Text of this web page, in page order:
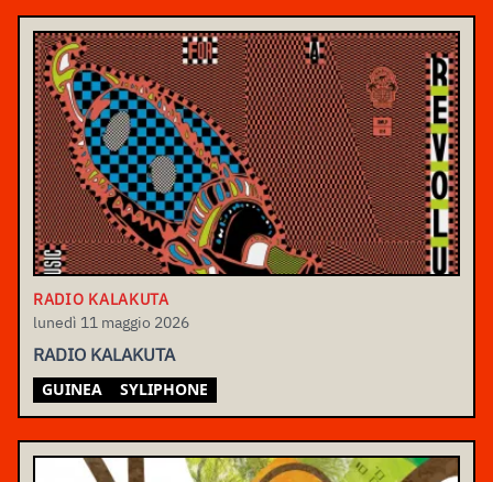
RADIO KALAKUTA
lunedì 11 maggio 2026
RADIO KALAKUTA
GUINEA SYLIPHONE